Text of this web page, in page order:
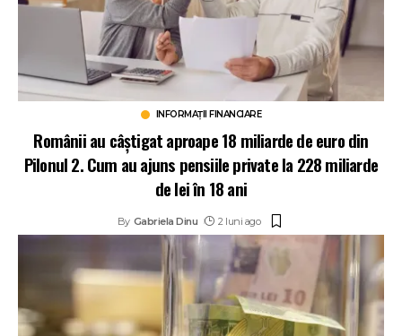
INFORMAȚII FINANCIARE
Românii au câștigat aproape 18 miliarde de euro din
Pilonul 2. Cum au ajuns pensiile private la 228 miliarde
de lei în 18 ani
By Gabriela Dinu 2 luni ago